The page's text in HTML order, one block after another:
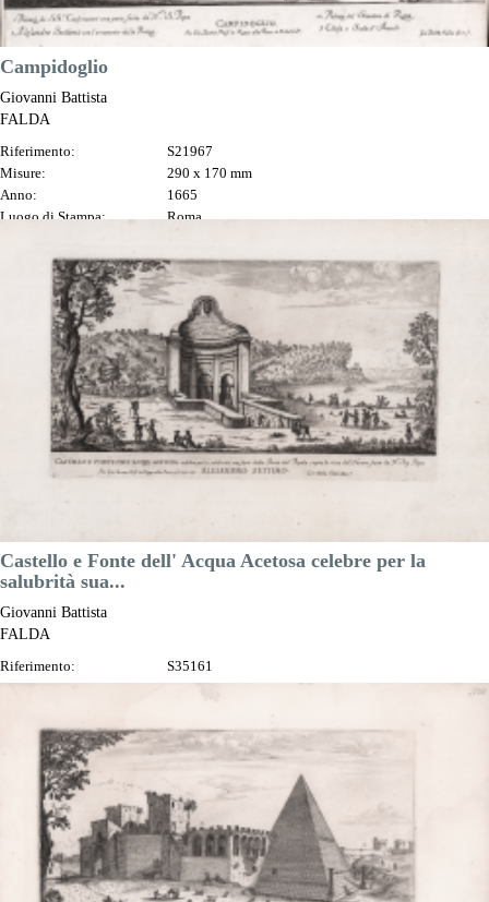
Campidoglio
Giovanni Battista
FALDA
Riferimento:
S21967
Misure:
290 x 170 mm
Anno:
1665
Luogo di Stampa:
Roma
Anteprima
DESCRIZIONE
Castello e Fonte dell' Acqua Acetosa celebre per la
salubrità sua...
Giovanni Battista
FALDA
Riferimento:
S35161
290 x 170 mm
Luogo di Stampa:
Roma
DESCRIZIONE